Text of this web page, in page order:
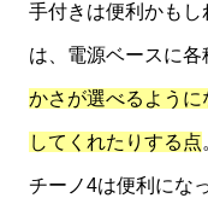
手付きは便利かも
は、電源ベースに各
かさが選べるよう
してくれたりする点
チーノ4は便利にな